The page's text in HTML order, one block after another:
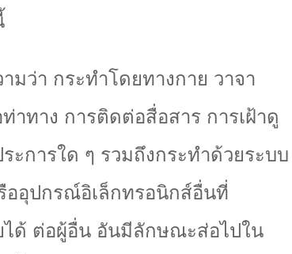
มว่า กระทำโดยทางกาย วาจา
าทาง การติดต่อสื่อสาร การเฝ้าดู
การใด ๆ รวมถึงกระทำด้วยระบบ
อุปกรณ์อิเล็กทรอนิกส์อื่นที่
ได้ ต่อผู้อื่น อันมีลักษณะส่อไปใน